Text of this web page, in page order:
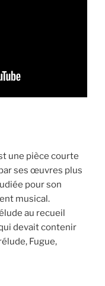
une pièce courte
ses œuvres plus
pour son
musical.
au recueil
devait contenir
Fugue,